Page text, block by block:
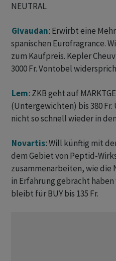
NEUTRAL.
Givaudan: Erwirbt eine
spanischen Eurofragrance.
zum Kaufpreis. Kepler
3000 Fr. Vontobel
Lem: ZKB geht auf
(Untergewichten) bis 380
nicht so schnell wieder in
Novartis: Will künftig mit
dem Gebiet von Peptid-
zusammenarbeiten, wie
in Erfahrung gebracht
bleibt für BUY bis 135 Fr.